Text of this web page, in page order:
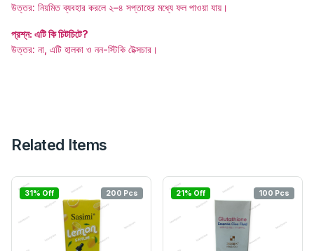
উত্তর: নিয়মিত ব্যবহার করলে ২–৪ সপ্তাহের মধ্যে ফল পাওয়া যায়।
প্রশ্ন: এটি কি চিটচিটে?
উত্তর: না, এটি হালকা ও নন-স্টিকি টেক্সচার।
Related Items
31% Off 200 Pcs 21% Off 100 Pcs